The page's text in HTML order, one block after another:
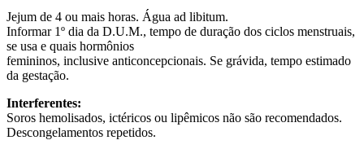
Jejum de 4 ou mais horas. Água ad libitum.
Informar 1º dia da D.U.M., tempo de duração dos ciclos menstruais,
se usa e quais hormônios
femininos, inclusive anticoncepcionais. Se grávida, tempo estimado
da gestação.
Interferentes:
Soros hemolisados, ictéricos ou lipêmicos não são recomendados.
Descongelamentos repetidos.